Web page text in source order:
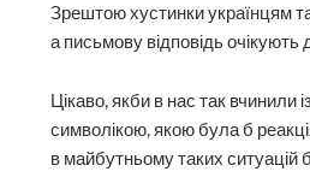
Зрештою хустинки українцям
а письмову відповідь очікують
Цікаво, якби в нас так вчинили
символікою, якою була б
в майбутньому таких ситуацій